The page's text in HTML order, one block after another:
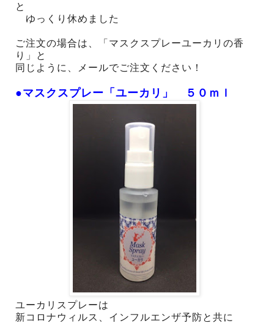
と
ゆっくり休めました
ご注文の場合は、「マスクスプレーユーカリの香
り」と
同じように、メールでご注文ください！
●マスクスプレー「ユーカリ」 ５０ｍｌ
ユーカリスプレーは
新コロナウィルス、インフルエンザ予防と共に